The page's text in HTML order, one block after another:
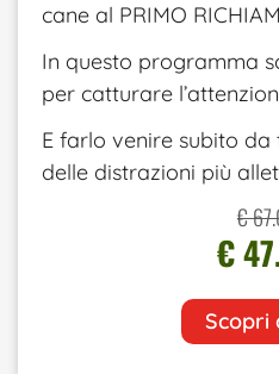
cane al PRIMO
In questo programma
per catturare
E farlo venire subito da
delle distrazioni più
€
€
Scopri